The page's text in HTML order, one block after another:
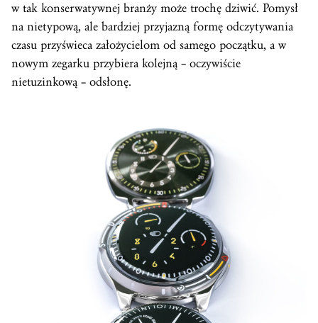
w tak konserwatywnej branży może trochę dziwić. Pomysł
na nietypową, ale bardziej przyjazną formę odczytywania
czasu przyświeca założycielom od samego początku, a w
nowym zegarku przybiera kolejną – oczywiście
nietuzinkową – odsłonę.